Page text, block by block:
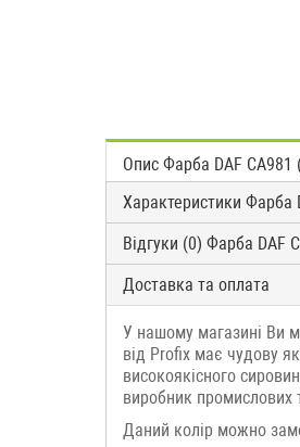
Опис Фарба DAF CA981
Характеристики Фарба
Відгуки (0) Фарба DAF
Доставка та оплата
У нашому магазині Ви
від Profix має чудову
високоякісного
виробник промислових
Даний колір можно